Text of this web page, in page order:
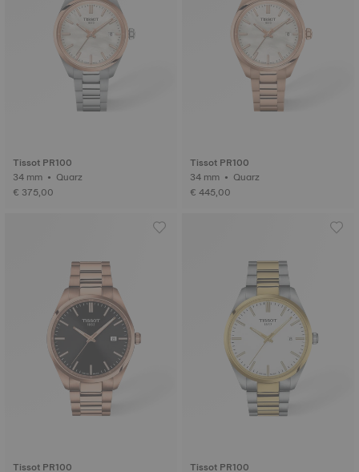
Tissot PR100
34 mm • Quarz
€ 375,00
Tissot PR100
34 mm • Quarz
€ 445,00
Tissot PR100
Tissot PR100